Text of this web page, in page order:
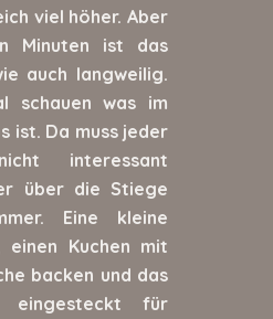
viel höher. Aber
Minuten ist das
auch langweilig.
schauen was im
ist. Da muss jeder
interessant
über die Stiege
Eine kleine
einen Kuchen mit
backen und das
eingesteckt für